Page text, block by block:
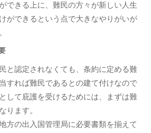
できる上に、難民の方々が新しい人生
ができるという点で大きなやりがいが
と認定されなくても、条約に定める難
すれば難民であるとの建て付けなので
して庇護を受けるためには、まずは難
ります。
方の出入国管理局に必要書類を揃えて